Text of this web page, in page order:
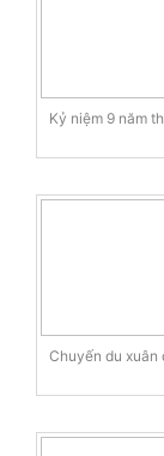
Kỷ niệm 9 năm
Chuyến du xuân